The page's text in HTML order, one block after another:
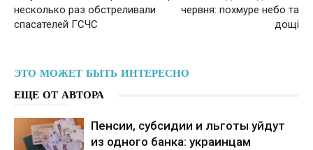
несколько раз обстреливали
спасателей ГСЧС
червня: похмуре небо та
дощі
ЭТО МОЖЕТ БЫТЬ ИНТЕРЕСНО
ЕЩЕ ОТ АВТОРА
Пенсии, субсидии и льготы уйдут
из одного банка: украинцам